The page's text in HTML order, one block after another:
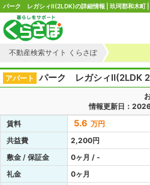
パーク レガシィⅡ(2LDK)の詳細情報 | 玖珂郡和木町
不動産検索サイト くらさぽ
アパート パーク レガシィⅡ(2LDK
情報更新日：
賃料
5.6 万円
共益費
2,200円
敷金 / 保証金
0ヶ月 / -
礼金
0ヶ月